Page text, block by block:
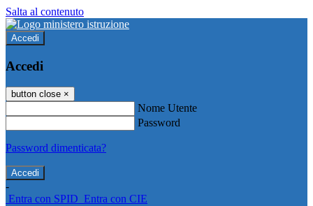
Salta al contenuto
Accedi
Accedi
button close ×
Nome Utente
Password
Password dimenticata?
-
Entra con SPID Entra con CIE